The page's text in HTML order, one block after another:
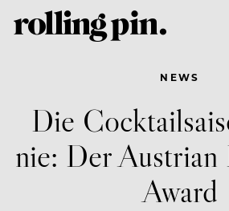
NEWS
Die
nie: Der Austrian
Award